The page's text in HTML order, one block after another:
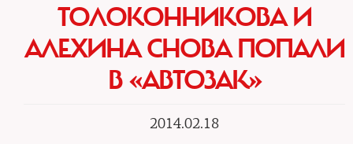
ТОЛОКОННИКОВА И
АЛЕХИНА СНОВА ПОПАЛИ
В «АВТОЗАК»
2014.02.18